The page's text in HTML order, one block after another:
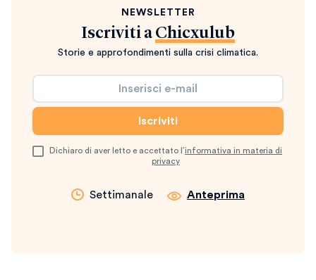
NEWSLETTER
Iscriviti a Chicxulub
Storie e approfondimenti sulla crisi climatica.
Dichiaro di aver letto e accettato l’informativa in materia di
privacy
Settimanale Anteprima